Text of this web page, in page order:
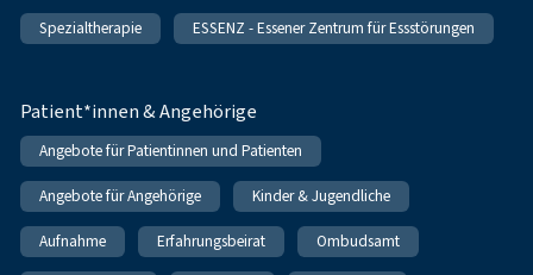
Spezialtherapie ESSENZ - Essener Zentrum für Essstörungen
Patient*innen & Angehörige
Angebote für Patientinnen und Patienten
Angebote für Angehörige Kinder & Jugendliche
Aufnahme Erfahrungsbeirat Ombudsamt